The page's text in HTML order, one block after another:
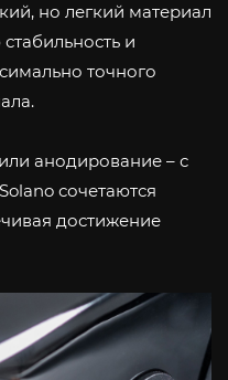
но легкий материал
и
точного
анодирование – с
сочетаются
достижение